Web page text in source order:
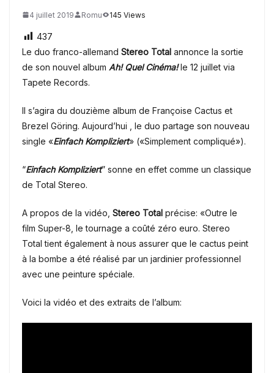
4 juillet 2019 Romu 145 Views
437
Le duo franco-allemand Stereo Total annonce la sortie
de son nouvel album Ah! Quel Cinéma! le 12 juillet via
Tapete Records.
Il s’agira du douzième album de Françoise Cactus et
Brezel Göring. Aujourd’hui , le duo partage son nouveau
single «Einfach Kompliziert» («Simplement compliqué»).
“Einfach Kompliziert” sonne en effet comme un classique
de Total Stereo.
A propos de la vidéo, Stereo Total précise: «Outre le
film Super-8, le tournage a coûté zéro euro. Stereo
Total tient également à nous assurer que le cactus peint
à la bombe a été réalisé par un jardinier professionnel
avec une peinture spéciale.
Voici la vidéo et des extraits de l’album: